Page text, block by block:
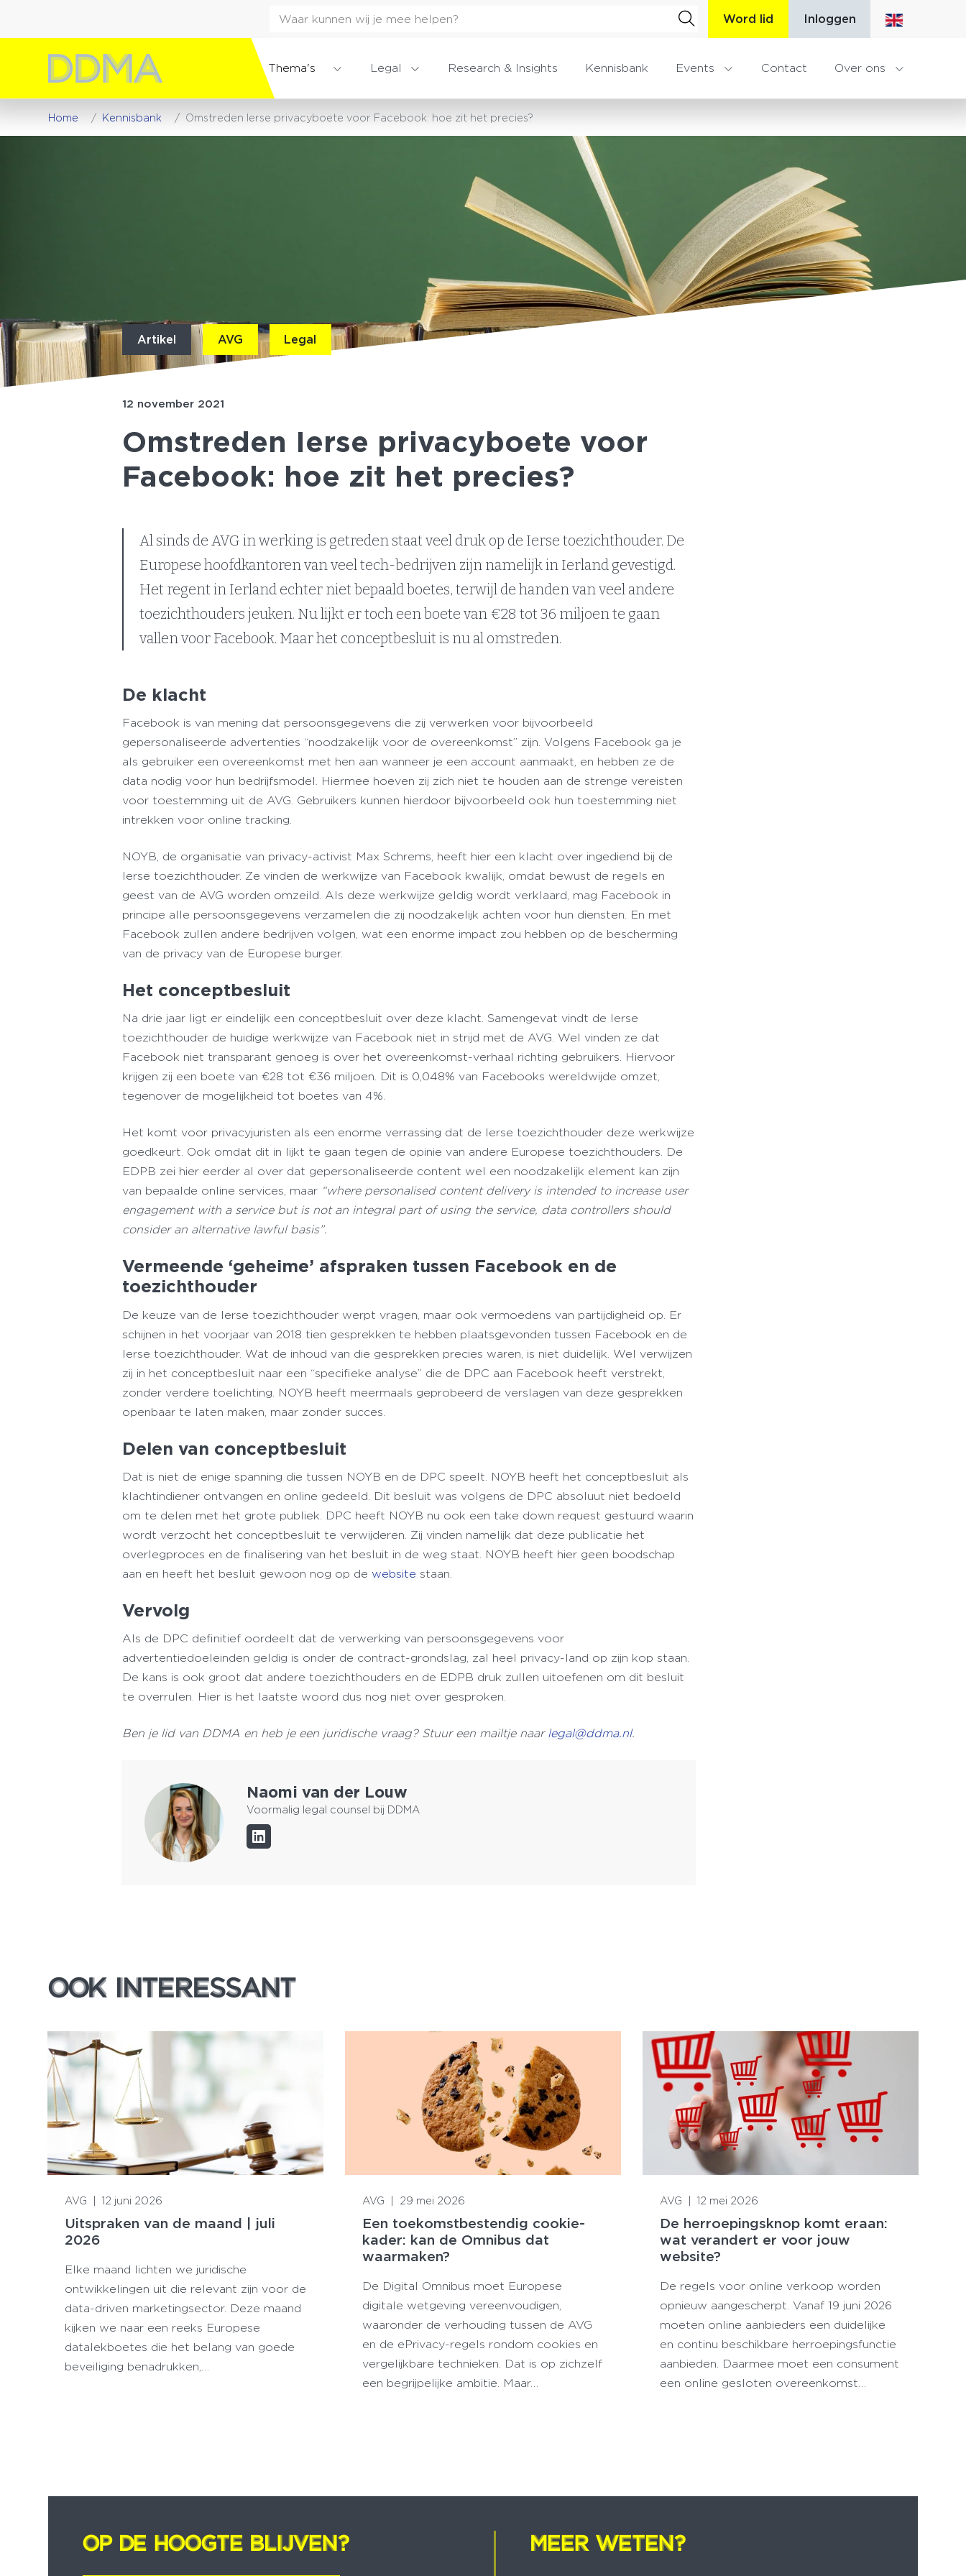
Word lid Inloggen
Thema's Legal Research & Insights Kennisbank Events Contact Over ons
Home Kennisbank Omstreden Ierse privacyboete voor Facebook: hoe zit het precies?
Artikel AVG Legal
12 november 2021
Omstreden Ierse privacyboete voor
Facebook: hoe zit het precies?
Al sinds de AVG in werking is getreden staat veel druk op de Ierse toezichthouder. De
Europese hoofdkantoren van veel tech-bedrijven zijn namelijk in Ierland gevestigd.
Het regent in Ierland echter niet bepaald boetes, terwijl de handen van veel andere
toezichthouders jeuken. Nu lijkt er toch een boete van €28 tot 36 miljoen te gaan
vallen voor Facebook. Maar het conceptbesluit is nu al omstreden.
De klacht
Facebook is van mening dat persoonsgegevens die zij verwerken voor bijvoorbeeld
gepersonaliseerde advertenties “noodzakelijk voor de overeenkomst” zijn. Volgens Facebook ga je
als gebruiker een overeenkomst met hen aan wanneer je een account aanmaakt, en hebben ze de
data nodig voor hun bedrijfsmodel. Hiermee hoeven zij zich niet te houden aan de strenge vereisten
voor toestemming uit de AVG. Gebruikers kunnen hierdoor bijvoorbeeld ook hun toestemming niet
intrekken voor online tracking.
NOYB, de organisatie van privacy-activist Max Schrems, heeft hier een klacht over ingediend bij de
Ierse toezichthouder. Ze vinden de werkwijze van Facebook kwalijk, omdat bewust de regels en
geest van de AVG worden omzeild. Als deze werkwijze geldig wordt verklaard, mag Facebook in
principe alle persoonsgegevens verzamelen die zij noodzakelijk achten voor hun diensten. En met
Facebook zullen andere bedrijven volgen, wat een enorme impact zou hebben op de bescherming
van de privacy van de Europese burger.
Het conceptbesluit
Na drie jaar ligt er eindelijk een conceptbesluit over deze klacht. Samengevat vindt de Ierse
toezichthouder de huidige werkwijze van Facebook niet in strijd met de AVG. Wel vinden ze dat
Facebook niet transparant genoeg is over het overeenkomst-verhaal richting gebruikers. Hiervoor
krijgen zij een boete van €28 tot €36 miljoen. Dit is 0,048% van Facebooks wereldwijde omzet,
tegenover de mogelijkheid tot boetes van 4%.
Het komt voor privacyjuristen als een enorme verrassing dat de Ierse toezichthouder deze werkwijze
goedkeurt. Ook omdat dit in lijkt te gaan tegen de opinie van andere Europese toezichthouders. De
EDPB zei hier eerder al over dat gepersonaliseerde content wel een noodzakelijk element kan zijn
van bepaalde online services, maar “where personalised content delivery is intended to increase user
engagement with a service but is not an integral part of using the service, data controllers should
consider an alternative lawful basis”.
Vermeende ‘geheime’ afspraken tussen Facebook en de
toezichthouder
De keuze van de Ierse toezichthouder werpt vragen, maar ook vermoedens van partijdigheid op. Er
schijnen in het voorjaar van 2018 tien gesprekken te hebben plaatsgevonden tussen Facebook en de
Ierse toezichthouder. Wat de inhoud van die gesprekken precies waren, is niet duidelijk. Wel verwijzen
zij in het conceptbesluit naar een “specifieke analyse” die de DPC aan Facebook heeft verstrekt,
zonder verdere toelichting. NOYB heeft meermaals geprobeerd de verslagen van deze gesprekken
openbaar te laten maken, maar zonder succes.
Delen van conceptbesluit
Dat is niet de enige spanning die tussen NOYB en de DPC speelt. NOYB heeft het conceptbesluit als
klachtindiener ontvangen en online gedeeld. Dit besluit was volgens de DPC absoluut niet bedoeld
om te delen met het grote publiek. DPC heeft NOYB nu ook een take down request gestuurd waarin
wordt verzocht het conceptbesluit te verwijderen. Zij vinden namelijk dat deze publicatie het
overlegproces en de finalisering van het besluit in de weg staat. NOYB heeft hier geen boodschap
aan en heeft het besluit gewoon nog op de website staan.
Vervolg
Als de DPC definitief oordeelt dat de verwerking van persoonsgegevens voor
advertentiedoeleinden geldig is onder de contract-grondslag, zal heel privacy-land op zijn kop staan.
De kans is ook groot dat andere toezichthouders en de EDPB druk zullen uitoefenen om dit besluit
te overrulen. Hier is het laatste woord dus nog niet over gesproken.
Ben je lid van DDMA en heb je een juridische vraag? Stuur een mailtje naar legal@ddma.nl.
Naomi van der Louw
Voormalig legal counsel bij DDMA
OOK INTERESSANT
OOK INTERESSANT
AVG 12 juni 2026
Uitspraken van de maand | juli
2026
Elke maand lichten we juridische
ontwikkelingen uit die relevant zijn voor de
data-driven marketingsector. Deze maand
kijken we naar een reeks Europese
datalekboetes die het belang van goede
beveiliging benadrukken,…
AVG 29 mei 2026
Een toekomstbestendig cookie-
kader: kan de Omnibus dat
waarmaken?
De Digital Omnibus moet Europese
digitale wetgeving vereenvoudigen,
waaronder de verhouding tussen de AVG
en de ePrivacy-regels rondom cookies en
vergelijkbare technieken. Dat is op zichzelf
een begrijpelijke ambitie. Maar…
AVG 12 mei 2026
De herroepingsknop komt eraan:
wat verandert er voor jouw
website?
De regels voor online verkoop worden
opnieuw aangescherpt. Vanaf 19 juni 2026
moeten online aanbieders een duidelijke
en continu beschikbare herroepingsfunctie
aanbieden. Daarmee moet een consument
een online gesloten overeenkomst…
OP DE HOOGTE BLIJVEN?
OP DE HOOGTE BLIJVEN? MEER WETEN?
MEER WETEN?